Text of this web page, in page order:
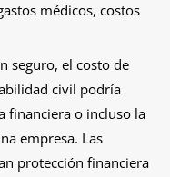
médicos, costos
seguro, el costo de
civil podría
financiera o incluso la
empresa. Las
protección financiera